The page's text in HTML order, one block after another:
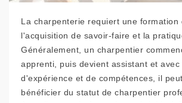
La charpenterie requiert une formation
l'acquisition de savoir-faire et la
Généralement, un charpentier
apprenti, puis devient assistant et avec
d'expérience et de compétences, il
bénéficier du statut de charpentier